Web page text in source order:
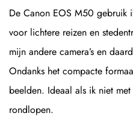
De Canon EOS M50 gebruik
voor lichtere reizen en
mijn andere camera’s en
Ondanks het compacte
beelden. Ideaal als ik niet
rondlopen.